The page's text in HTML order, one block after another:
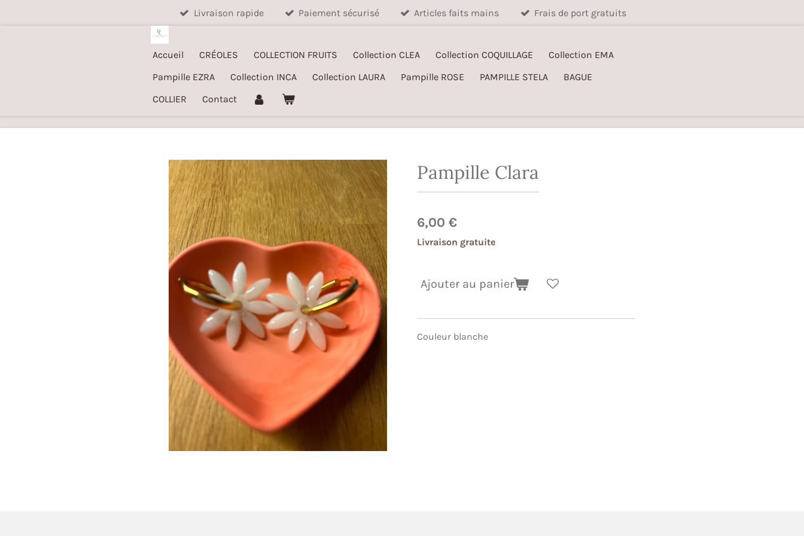
Livraison rapide Paiement sécurisé Articles faits mains Frais de port gratuits
Accueil CRÉOLES COLLECTION FRUITS Collection CLEA Collection COQUILLAGE
Collection EMA
Pampille EZRA
Collection INCA Collection LAURA Pampille ROSE PAMPILLE STELA
BAGUE
COLLIER
Contact
Pampille Clara
6,00 €
Livraison gratuite
Ajouter au panier
Couleur blanche